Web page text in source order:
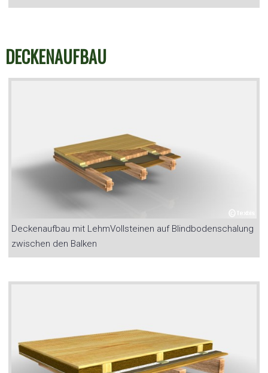
DECKENAUFBAU
Deckenaufbau mit LehmVollsteinen auf Blindbodenschalung
zwischen den Balken